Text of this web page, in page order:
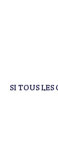
SI TOUS LES